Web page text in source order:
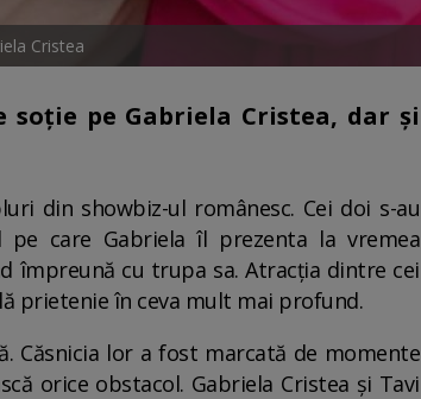
Cristea
pe Gabriela Cristea, dar și
din showbiz-ul românesc. Cei doi s-au
care Gabriela îl prezenta la vremea
împreună cu trupa sa. Atracția dintre cei
prietenie în ceva mult mai profund.
Căsnicia lor a fost marcată de momente
orice obstacol. Gabriela Cristea și Tavi